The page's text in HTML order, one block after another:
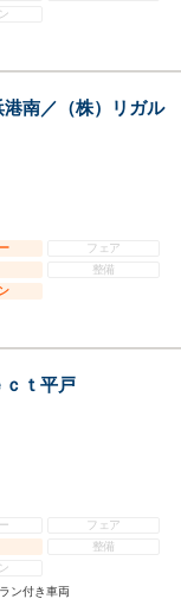
南／（株）リガル
フェア
整備
ｃｔ平戸
フェア
整備
ン付き車両